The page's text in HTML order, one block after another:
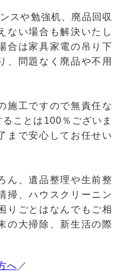
スや勉強机、廃品回収
ない場合も解決いたし
合は家具家電の吊り下
、問題なく廃品や不用
施工ですので無責任な
ことは100％ございま
まで安心してお任せい
ん、遺品整理や生前整
掃、ハウスクリーニン
りごとはなんでもご相
の大掃除、新生活の際
へ ／